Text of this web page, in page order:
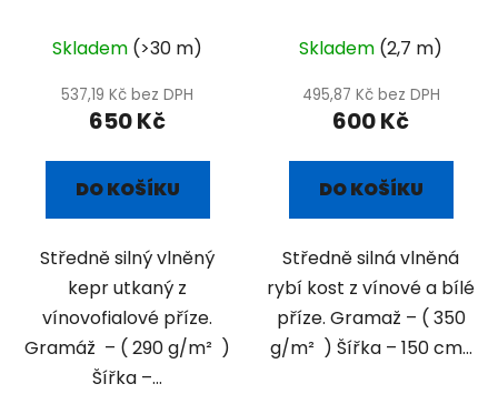
Skladem (>30 m)
537,19 Kč bez DPH
650 Kč
DO KOŠÍKU
Středně silný vlněný
kepr utkaný z
vínovofialové příze.
Gramáž – ( 290 g/m² )
Šířka –...
Skladem (2,7 m)
495,87 Kč bez DPH
600 Kč
DO KOŠÍKU
Středně silná vlněná
rybí kost z vínové a bílé
příze. Gramaž – ( 350
g/m² ) Šířka – 150 cm...